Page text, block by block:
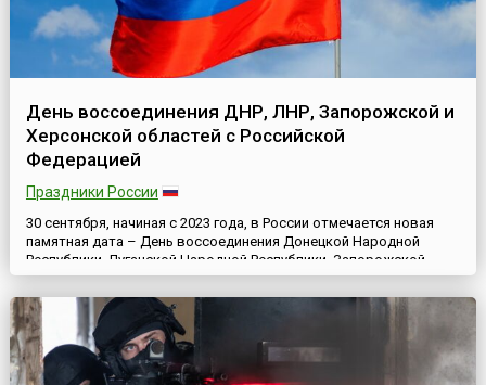
День воссоединения ДНР, ЛНР, Запорожской и
Херсонской областей с Российской
Федерацией
Праздники России
30 сентября, начиная с 2023 года, в России отмечается новая
памятная дата – День воссоединения Донецкой Народной
Республики, Луганской Народной Республики, Запорожской
области и Херсонской области с Российской Федерацией (2022
год), установленная Федеральным законом РФ «О внесении
изменений в статью 1.1 ФЗ «О днях воинской славы и памятных
датах России» в сентябре 2023 года. Государственная Ду...